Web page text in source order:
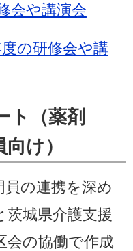
会や講演会
の研修会や講
ト（薬剤
け）
の連携を深め
茨城県介護支援
会の協働で作成